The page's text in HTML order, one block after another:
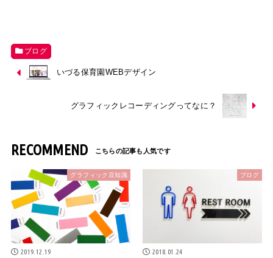
ブログ
いづる保育園WEBデザイン
グラフィックレコーディングってなに？
RECOMMEND
グラフィック豆知識
2019.12.19
ブログ
2018.01.24